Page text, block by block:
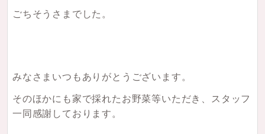
ごちそうさまでした。
みなさまいつもありがとうございます。
そのほかにも家で採れたお野菜等いただき、スタッフ
一同感謝しております。